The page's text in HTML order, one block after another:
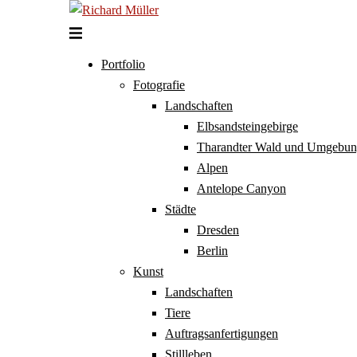
Portfolio
Fotografie
Landschaften
Elbsandsteingebirge
Tharandter Wald und
Alpen
Antelope Canyon
Städte
Dresden
Berlin
Kunst
Landschaften
Tiere
Auftragsanfertigungen
Stillleben